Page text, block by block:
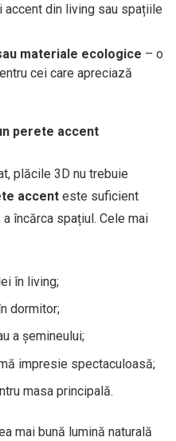
accent din living sau spațiile
materiale ecologice – o
cei care apreciază
perete accent
plăcile 3D nu trebuie
accenteste suficient
încărca spațiul. Cele mai
în living;
dormitor;
a șemineului;
impresie spectaculoasă;
masa principală.
mai bună lumină naturală